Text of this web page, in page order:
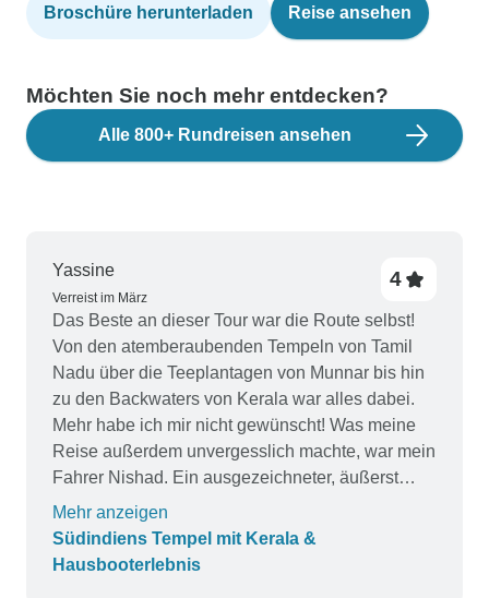
Broschüre herunterladen Reise ansehen
Möchten Sie noch mehr entdecken?
Alle 800+ Rundreisen ansehen
Yassine
Verreist im März
4
Das Beste an dieser Tour war die Route selbst!
Von den atemberaubenden Tempeln von Tamil
Nadu über die Teeplantagen von Munnar bis hin
zu den Backwaters von Kerala war alles dabei.
Mehr habe ich mir nicht gewünscht! Was meine
Reise außerdem unvergesslich machte, war mein
Fahrer Nishad. Ein ausgezeichneter, äußerst
freundlicher, zuverlässiger und wunderbarer
Reisebegleiter. Er hatte einen großen Anteil
daran, dass meine Reise unvergesslich wurde!!!
Mehr anzeigen
Südindiens Tempel mit Kerala &
Hausbooterlebnis